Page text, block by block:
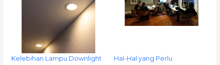
Kelebihan Lampu Downlight
Hal-Hal yang Perlu